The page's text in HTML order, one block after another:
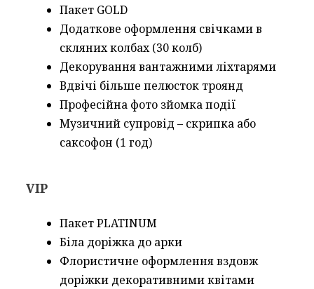
Пакет GOLD
Додаткове оформлення свічками в
скляних колбах (30 колб)
Декорування вантажними ліхтарями
Вдвічі більше пелюсток троянд
Професійна фото зйомка події
Музичний супровід – скрипка або
саксофон (1 год)
VIP
Пакет PLATINUM
Біла доріжка до арки
Флористичне оформлення вздовж
доріжки декоративними квітами